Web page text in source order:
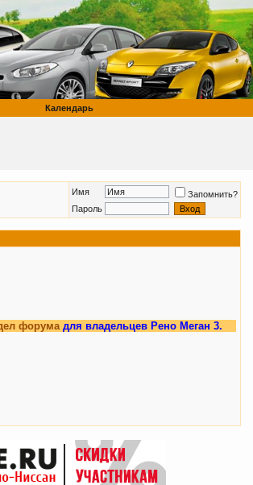
Календарь
Имя
Запомнить?
Пароль
для владельцев Рено Меган 3.